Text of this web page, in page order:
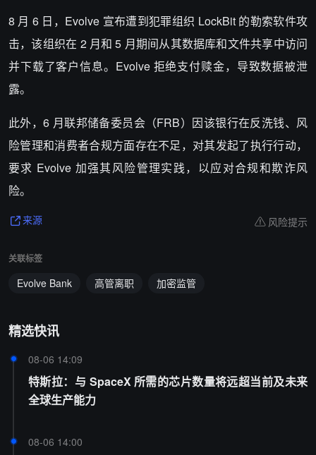
8 月 6 日，Evolve 宣布遭到犯罪组织 LockBit 的勒索软件攻
击，该组织在 2 月和 5 月期间从其数据库和文件共享中访问
并下载了客户信息。Evolve 拒绝支付赎金，导致数据被泄
露。
此外，6 月联邦储备委员会（FRB）因该银行在反洗钱、风
险管理和消费者合规方面存在不足，对其发起了执行行动，
要求 Evolve 加强其风险管理实践，以应对合规和欺诈风
险。
来源 风险提示
关联标签
Evolve Bank 高管离职 加密监管
精选快讯
08-06 14:09
特斯拉：与 SpaceX 所需的芯片数量将远超当前及未来
全球生产能力
08-06 14:00